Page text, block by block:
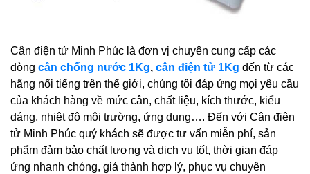
Cân điện tử Minh Phúc là đơn vị chuyên cung cấp các
dòng cân chống nước 1Kg, cân điện tử 1Kg đến từ các
hãng nổi tiếng trên thế giới, chúng tôi đáp ứng mọi yêu cầu
của khách hàng về mức cân, chất liệu, kích thước, kiểu
dáng, nhiệt độ môi trường, ứng dụng…. Đến với Cân điện
tử Minh Phúc quý khách sẽ được tư vấn miễn phí, sản
phẩm đảm bảo chất lượng và dịch vụ tốt, thời gian đáp
ứng nhanh chóng, giá thành hợp lý, phục vụ chuyên